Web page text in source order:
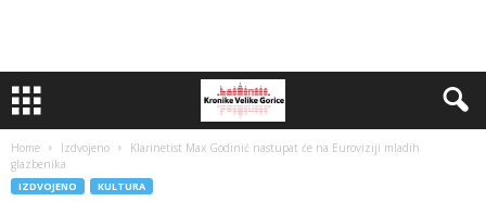
Home Izdvojeno
Klarinetist Max Godinić nastupat će na Euroviziji mladih
glazbenika
IZDVOJENO KULTURA